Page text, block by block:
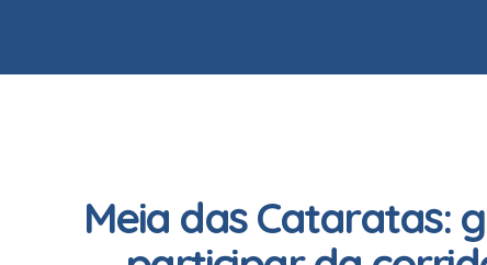
Meia das Cataratas: